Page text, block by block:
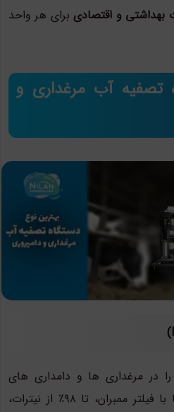
و اقتصادیبرای هر واحد
تصفیه آب مرغداری و
دارد. این دستگاه ها با فیلتر ممبران، تا ۹۸٪ از نیترات،